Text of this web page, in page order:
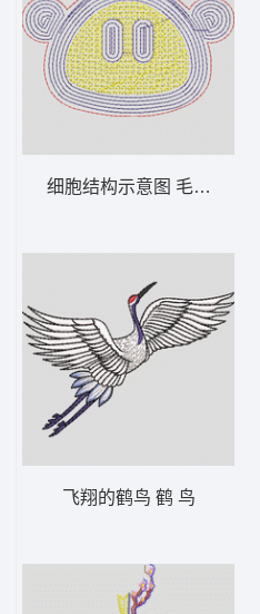
细胞结构示意图 毛巾绣 笑脸
飞翔的鹤鸟 鹤 鸟